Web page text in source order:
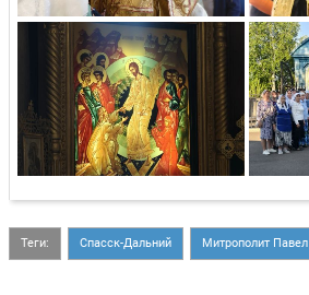
Теги: Спасск-Дальний Митрополит Павел